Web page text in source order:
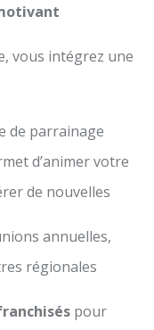
vous intégrez une
de parrainage
d’animer votre
de nouvelles
annuelles,
régionales
pour